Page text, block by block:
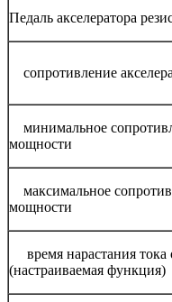
Педаль акселератора
сопротивление
минимальное
мощности
максимальное
мощности
время нарастания тока
(настраиваемая функция)